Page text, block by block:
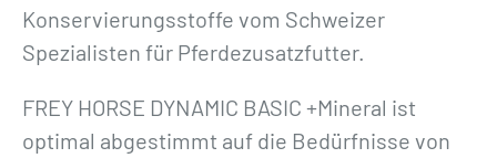
Konservierungsstoffe vom Schweizer
Spezialisten für Pferdezusatzfutter.
FREY HORSE DYNAMIC BASIC +Mineral ist
optimal abgestimmt auf die Bedürfnisse von